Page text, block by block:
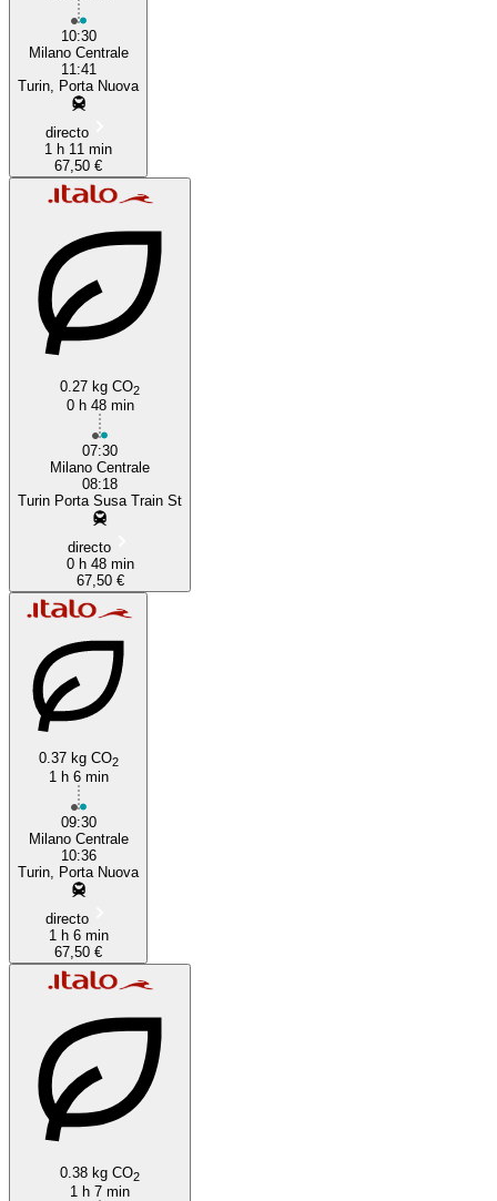
10:30
Milano Centrale
11:41
Turin, Porta Nuova
directo
1 h 11 min
67,50 €
0.27 kg CO2
0 h 48 min
07:30
Milano Centrale
08:18
Turin Porta Susa Train St
directo
0 h 48 min
67,50 €
0.37 kg CO2
1 h 6 min
09:30
Milano Centrale
10:36
Turin, Porta Nuova
directo
1 h 6 min
67,50 €
0.38 kg CO2
1 h 7 min